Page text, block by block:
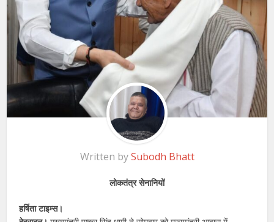
Written bySubodh Bhatt
लोकतंत्र सेनानियों
हर्षिता टाइम्स।